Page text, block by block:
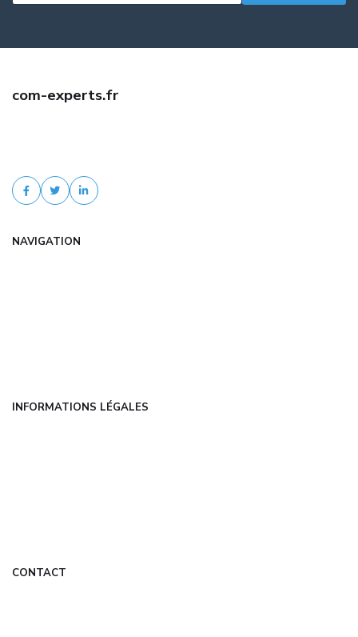
com-experts.fr
NAVIGATION
INFORMATIONS LÉGALES
CONTACT